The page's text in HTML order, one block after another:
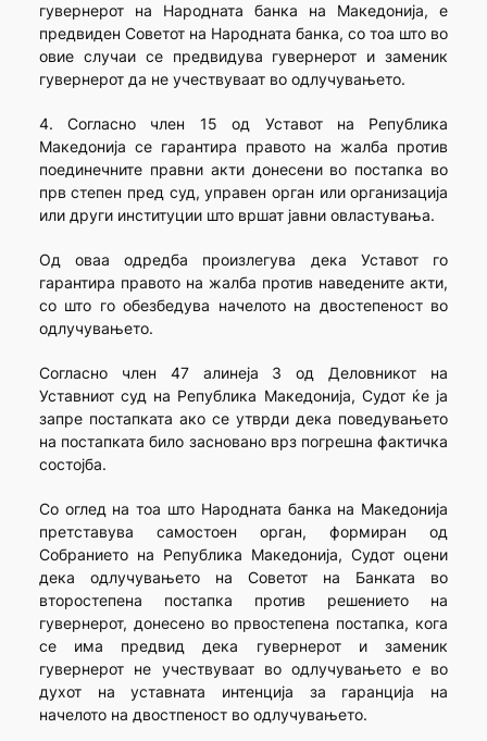
гувернерот на Народната банка на Македонија, е
предвиден Советот на Народната банка, со тоа што во
овие случаи се предвидува гувернерот и заменик
гувернерот да не учествуваат во одлучувањето.
4. Согласно член 15 од Уставот на Република
Македонија се гарантира правото на жалба против
поединечните правни акти донесени во постапка во
прв степен пред суд, управен орган или организација
или други институции што вршат јавни овластувања.
Од оваа одредба произлегува дека Уставот го
гарантира правото на жалба против наведените акти,
со што го обезбедува начелото на двостепеност во
одлучувањето.
Согласно член 47 алинеја 3 од Деловникот на
Уставниот суд на Република Македонија, Судот ќе ја
запре постапката ако се утврди дека поведувањето
на постапката било засновано врз погрешна фактичка
состојба.
Со оглед на тоа што Народната банка на Македонија
претставува самостоен орган, формиран од
Собранието на Република Македонија, Судот оцени
дека одлучувањето на Советот на Банката во
второстепена постапка против решението на
гувернерот, донесено во првостепена постапка, кога
се има предвид дека гувернерот и заменик
гувернерот не учествуваат во одлучувањето е во
духот на уставната интенција за гаранција на
начелото на двостпеност во одлучувањето.